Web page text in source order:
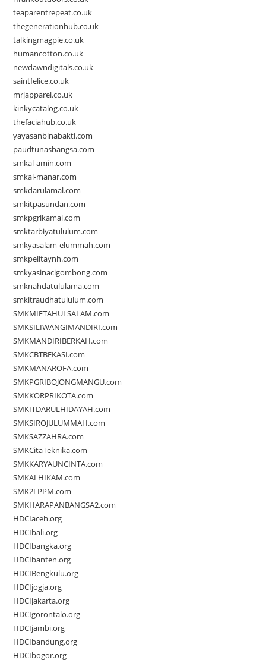
teaparentrepeat.co.uk
thegenerationhub.co.uk
talkingmagpie.co.uk
humancotton.co.uk
newdawndigitals.co.uk
saintfelice.co.uk
mrjapparel.co.uk
kinkycatalog.co.uk
thefaciahub.co.uk
yayasanbinabakti.com
paudtunasbangsa.com
smkal-amin.com
smkal-manar.com
smkdarulamal.com
smkitpasundan.com
smkpgrikamal.com
smktarbiyatululum.com
smkyasalam-elummah.com
smkpelitaynh.com
smkyasinacigombong.com
smknahdatululama.com
smkitraudhatululum.com
SMKMIFTAHULSALAM.com
SMKSILIWANGIMANDIRI.com
SMKMANDIRIBERKAH.com
SMKCBTBEKASI.com
SMKMANAROFA.com
SMKPGRIBOJONGMANGU.com
SMKKORPRIKOTA.com
SMKITDARULHIDAYAH.com
SMKSIROJULUMMAH.com
SMKSAZZAHRA.com
SMKCitaTeknika.com
SMKKARYAUNCINTA.com
SMKALHIKAM.com
SMK2LPPM.com
SMKHARAPANBANGSA2.com
HDCIaceh.org
HDCIbali.org
HDCIbangka.org
HDCIbanten.org
HDCIBengkulu.org
HDCIjogja.org
HDCIjakarta.org
HDCIgorontalo.org
HDCIjambi.org
HDCIbandung.org
HDCIbogor.org